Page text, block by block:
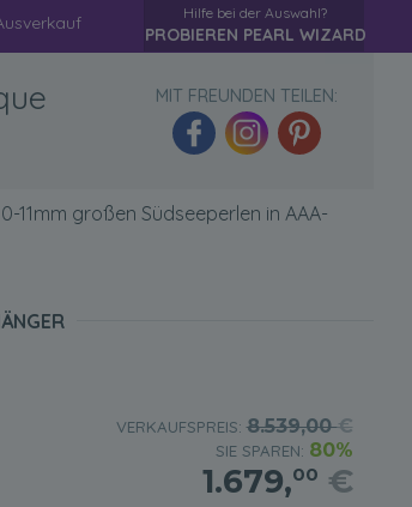
Hilfe bei der Auswahl?
PROBIEREN PEARL WIZARD
MIT FREUNDEN TEILEN:
11mm großen Südseeperlen in AAA-
VERKAUFSPREIS:8.539,00€
SIE SPAREN: 80%
1.679,00 €